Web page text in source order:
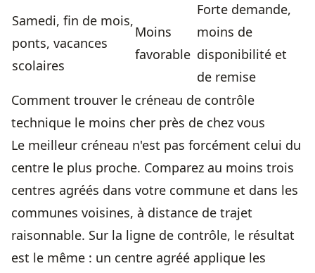
Samedi, fin de mois,
ponts, vacances
scolaires
Moins
favorable
Forte demande,
moins de
disponibilité et
de remise
Comment trouver le créneau de contrôle
technique le moins cher près de chez vous
Le meilleur créneau n'est pas forcément celui du
centre le plus proche. Comparez au moins trois
centres agréés dans votre commune et dans les
communes voisines, à distance de trajet
raisonnable. Sur la ligne de contrôle, le résultat
est le même : un centre agréé applique les